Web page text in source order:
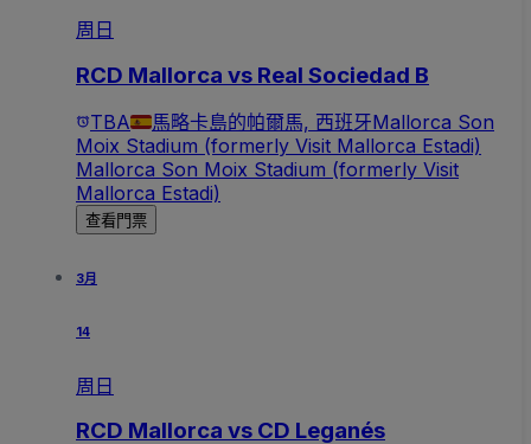
周日
RCD Mallorca vs Real Sociedad B
TBA 馬略卡島的帕爾馬, 西班牙Mallorca Son
Moix Stadium (formerly Visit Mallorca Estadi)
Mallorca Son Moix Stadium (formerly Visit
Mallorca Estadi)
查看門票
3月
14
周日
RCD Mallorca vs CD Leganés